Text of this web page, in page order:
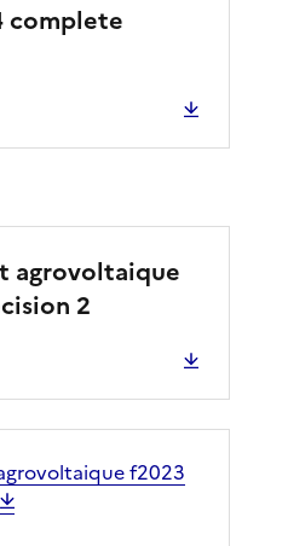
complete
agrovoltaique
2
f2023